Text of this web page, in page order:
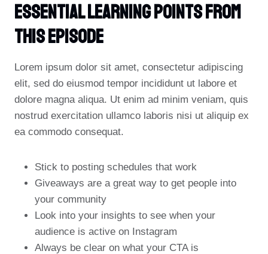
Essential Learning Points From
This Episode
Lorem ipsum dolor sit amet, consectetur adipiscing
elit, sed do eiusmod tempor incididunt ut labore et
dolore magna aliqua. Ut enim ad minim veniam, quis
nostrud exercitation ullamco laboris nisi ut aliquip ex
ea commodo consequat.
Stick to posting schedules that work
Giveaways are a great way to get people into
your community
Look into your insights to see when your
audience is active on Instagram
Always be clear on what your CTA is